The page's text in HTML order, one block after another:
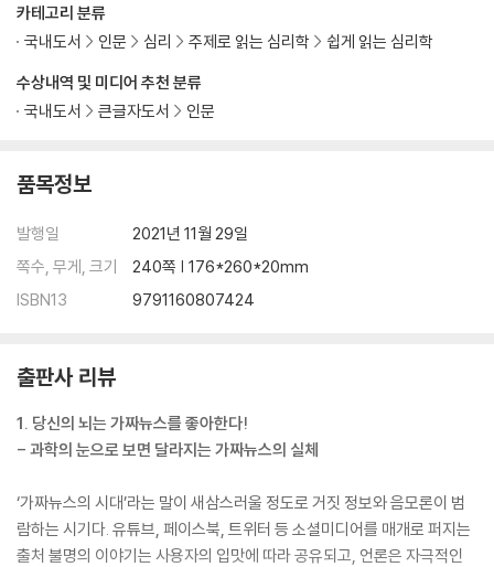
수상내역 및 미디어 추천 분류
국내도서
큰글자도서 인문
카테고리 분류
국내도서
인문 심리 주제로 읽는 심리학 쉽게 읽는 심리학
품목정보
발행일
2021년 11월 29일
쪽수, 무게, 크기
240쪽 | 176*260*20mm
ISBN13
9791160807424
출판사 리뷰
1. 당신의 뇌는 가짜뉴스를 좋아한다!
- 과학의 눈으로 보면 달라지는 가짜뉴스의 실체
‘가짜뉴스의 시대’라는 말이 새삼스러울 정도로 거짓 정보와 음모론이 범
람하는 시기다. 유튜브, 페이스북, 트위터 등 소셜미디어를 매개로 퍼지는
출처 불명의 이야기는 사용자의 입맛에 따라 공유되고, 언론은 자극적인